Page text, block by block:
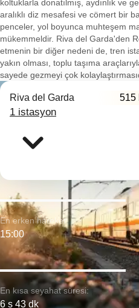
koltuklarla donatılmış, aydınlık ve
aralıklı diz mesafesi ve cömert bir
penceler, yol boyunca muhteşem
mükemmeldir. Riva del Garda'den
etmenin bir diğer nedeni de, tren
yakın olması, toplu taşıma
sayede gezmeyi çok
Riva del Garda 515
1 istasyon
En kısa seyahat süresi:
6 s 43 dk
En erken hareket:
15:00